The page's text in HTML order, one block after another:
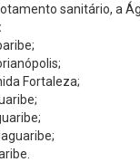
sanitário, a
Fortaleza;